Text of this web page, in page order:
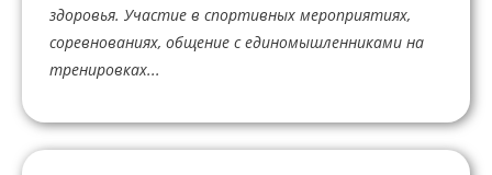
здоровья. Участие в спортивных мероприятиях,
соревнованиях, общение с единомышленниками на
тренировках...